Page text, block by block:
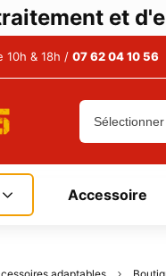
et
10h & 18h / 07 62 04 10 56
Accessoire